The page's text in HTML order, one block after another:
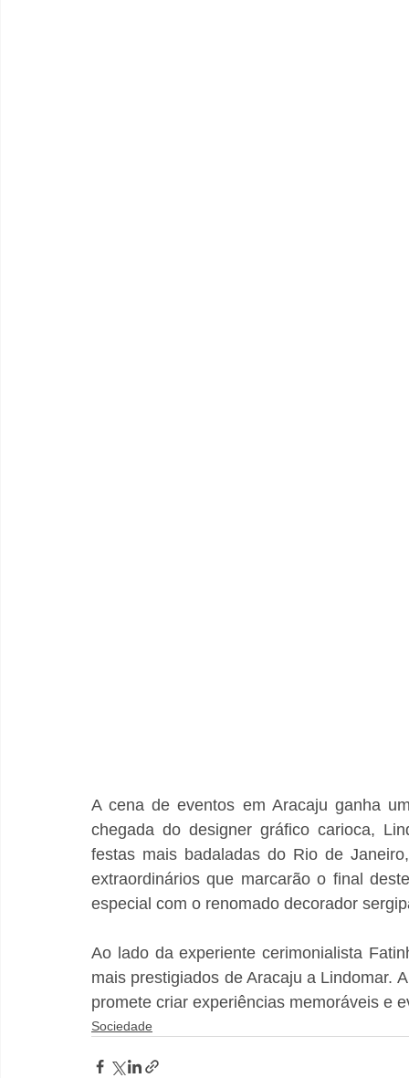
A cena de eventos em Aracaju ganha
chegada do designer gráfico carioca,
festas mais badaladas do Rio de
extraordinários que marcarão o final
especial com o renomado decorador
Ao lado da experiente cerimonialista
mais prestigiados de Aracaju a Lindomar.
promete criar experiências memoráveis e
Sociedade